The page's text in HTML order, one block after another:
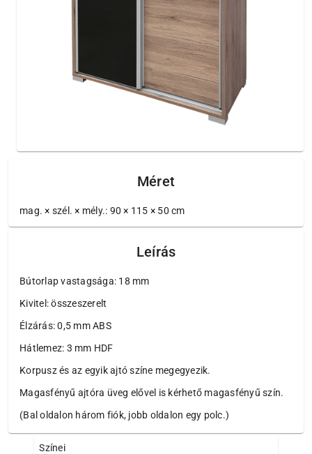
Méret
mag. × szél. × mély.: 90 × 115 × 50 cm
Leírás
Bútorlap vastagsága: 18 mm
Kivitel: összeszerelt
Élzárás: 0,5 mm ABS
Hátlemez: 3 mm HDF
Korpusz és az egyik ajtó színe megegyezik.
Magasfényű ajtóra üveg elővel is kérhető magasfényű szín.
(Bal oldalon három fiók, jobb oldalon egy polc.)
Színei